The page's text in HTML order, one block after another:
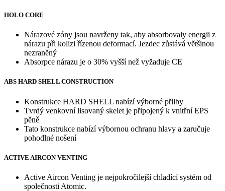
HOLO CORE
Nárazové zóny jsou navrženy tak, aby absorbovaly energii z
nárazu při kolizi řízenou deformací. Jezdec zůstává většinou
nezraněný
Absorpce nárazu je o 30% vyšší než vyžaduje CE
ABS HARD SHELL CONSTRUCTION
Konstrukce HARD SHELL nabízí výborné přilby
Tvrdý venkovní lisovaný skelet je připojený k vnitřní EPS
pěně
Tato konstrukce nabízí výbornou ochranu hlavy a zaručuje
pohodlné nošení
ACTIVE AIRCON VENTING
Active Aircon Venting je nejpokročilejší chladící systém od
společnosti Atomic.